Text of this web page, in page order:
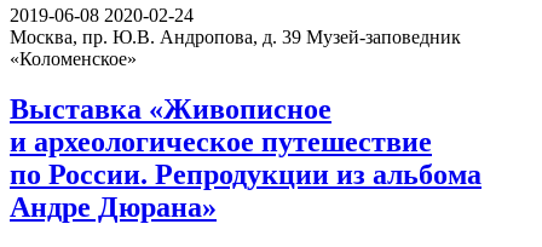
2019-06-08 2020-02-24
Москва, пр. Ю.В. Андропова, д. 39 Музей-заповедник
«Коломенское»
Выставка «Живописное
и археологическое путешествие
по России. Репродукции из альбома
Андре Дюрана»